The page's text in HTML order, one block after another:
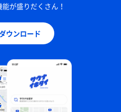
が盛りだくさん！
ウンロード